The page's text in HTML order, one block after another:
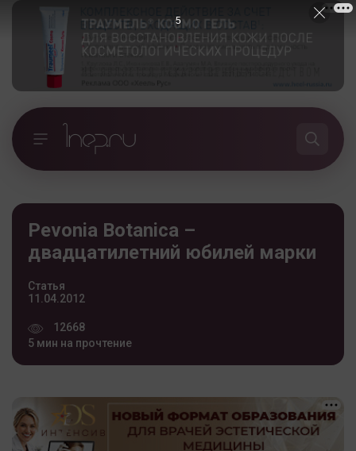
Pevonia Botanica –
двадцатилетний юбилей марки
Статья
11.04.2012
12668
5 мин на прочтение
4